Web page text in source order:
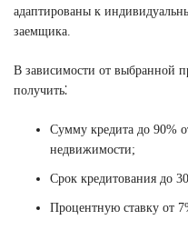
адаптированы к
заемщика.
В зависимости от выбранной
получить⁚
Сумму кредита до 90%
недвижимости;
Срок кредитования до
Процентную ставку от